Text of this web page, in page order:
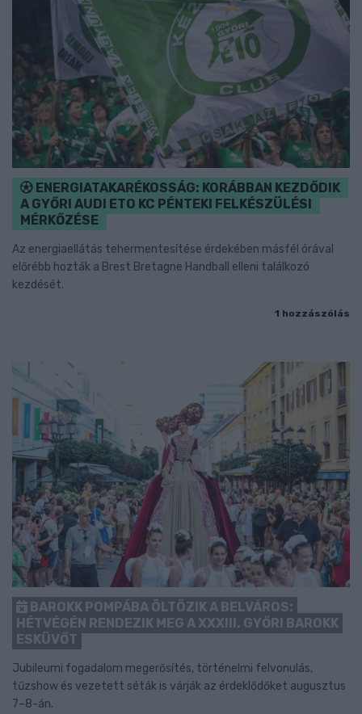
ENERGIATAKARÉKOSSÁG: KORÁBBAN KEZDŐDIK
A GYŐRI AUDI ETO KC PÉNTEKI FELKÉSZÜLÉSI
MÉRKŐZÉSE
Az energiaellátás tehermentesítése érdekében másfél órával
előrébb hozták a Brest Bretagne Handball elleni találkozó
kezdését.
1 hozzászólás
BAROKK POMPÁBA ÖLTÖZIK A BELVÁROS:
HÉTVÉGÉN RENDEZIK MEG A XXXIII. GYŐRI BAROKK
ESKÜVŐT
Jubileumi fogadalom megerősítés, történelmi felvonulás,
tűzshow és vezetett séták is várják az érdeklődőket augusztus
7–8-án.